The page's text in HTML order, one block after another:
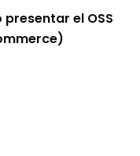
el OSS